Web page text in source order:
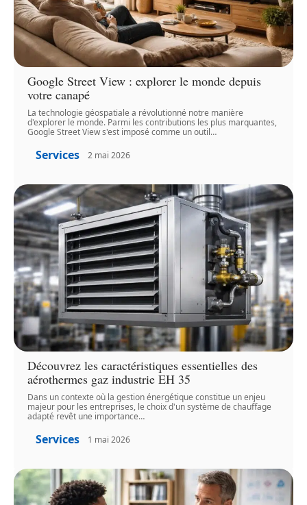
Google Street View : explorer le monde depuis
votre canapé
La technologie géospatiale a révolutionné notre manière
d'explorer le monde. Parmi les contributions les plus marquantes,
Google Street View s'est imposé comme un outil…
Services 2 mai 2026
Découvrez les caractéristiques essentielles des
aérothermes gaz industrie EH 35
Dans un contexte où la gestion énergétique constitue un enjeu
majeur pour les entreprises, le choix d'un système de chauffage
adapté revêt une importance…
Services 1 mai 2026